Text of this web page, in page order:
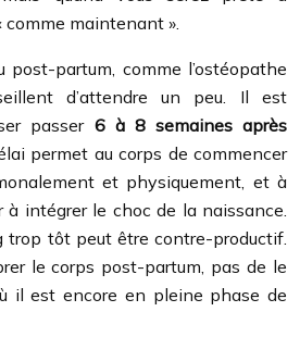
comme maintenant ».
post-partum, comme l’ostéopathe
d’attendre un peu. Il est
passer 6 à 8 semaines après
permet au corps de commencer
et physiquement, et à
à intégrer le choc de la naissance.
trop tôt peut être contre-productif.
le corps post-partum, pas de le
il est encore en pleine phase de